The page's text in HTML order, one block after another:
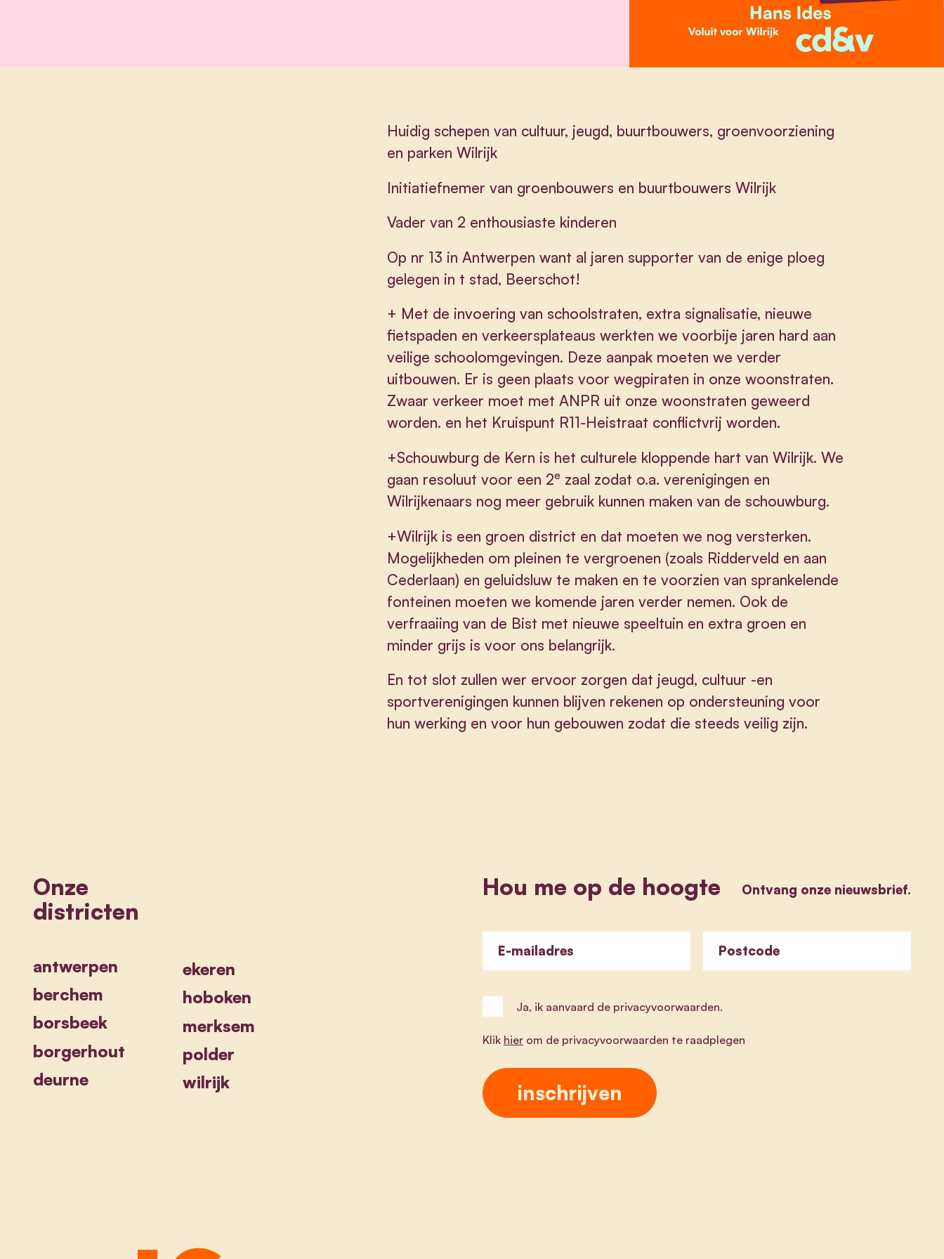
Huidig schepen van cultuur, jeugd, buurtbouwers, groenvoorziening
en parken Wilrijk
Initiatiefnemer van groenbouwers en buurtbouwers Wilrijk
Vader van 2 enthousiaste kinderen
Op nr 13 in Antwerpen want al jaren supporter van de enige ploeg
gelegen in t stad, Beerschot!
+ Met de invoering van schoolstraten, extra signalisatie, nieuwe
fietspaden en verkeersplateaus werkten we voorbije jaren hard aan
veilige schoolomgevingen. Deze aanpak moeten we verder
uitbouwen. Er is geen plaats voor wegpiraten in onze woonstraten.
Zwaar verkeer moet met ANPR uit onze woonstraten geweerd
worden. en het Kruispunt R11-Heistraat conflictvrij worden.
+Schouwburg de Kern is het culturele kloppende hart van Wilrijk. We
gaan resoluut voor een 2e zaal zodat o.a. verenigingen en
Wilrijkenaars nog meer gebruik kunnen maken van de schouwburg.
+Wilrijk is een groen district en dat moeten we nog versterken.
Mogelijkheden om pleinen te vergroenen (zoals Ridderveld en aan
Cederlaan) en geluidsluw te maken en te voorzien van sprankelende
fonteinen moeten we komende jaren verder nemen. Ook de
verfraaiing van de Bist met nieuwe speeltuin en extra groen en
minder grijs is voor ons belangrijk.
En tot slot zullen wer ervoor zorgen dat jeugd, cultuur -en
sportverenigingen kunnen blijven rekenen op ondersteuning voor
hun werking en voor hun gebouwen zodat die steeds veilig zijn.
Onze
districten
antwerpen
berchem
borsbeek
borgerhout
deurne
ekeren
hoboken
merksem
polder
wilrijk
Hou me op de hoogte Ontvang onze nieuwsbrief.
E-mailadres Postcode
Ja, ik aanvaard de privacyvoorwaarden.
Klik hierom de privacyvoorwaarden te raadplegen